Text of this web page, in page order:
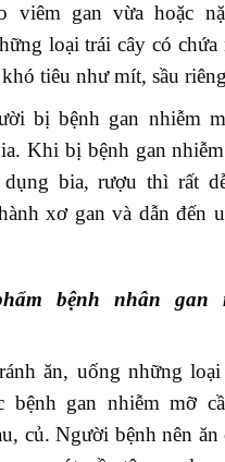
viêm gan vừa hoặc
loại trái cây có chứa
tiêu như mít, sầu
bị bệnh gan nhiễm
Khi bị bệnh gan
bia, rượu thì rất
xơ gan và dẫn đến
bệnh nhân gan
ăn, uống những
bệnh gan nhiễm mỡ
củ. Người bệnh nên ăn